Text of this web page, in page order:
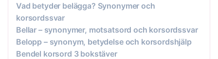
Vad betyder belägga? Synonymer och
korsordssvar
Bellar – synonymer, motsatsord och korsordssvar
Belopp – synonym, betydelse och korsordshjälp
Bendel korsord 3 bokstäver